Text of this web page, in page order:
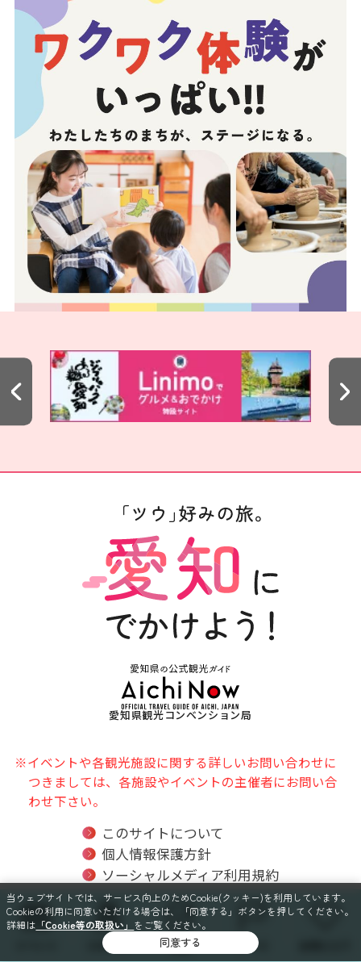
愛知県観光コンベンション局
※イベントや各観光施設に関する詳しいお問い合わせに
つきましては、各施設やイベントの主催者にお問い合
わせ下さい。
このサイトについて
個人情報保護方針
ソーシャルメディア利用規約
関連リンク
サイトマップ
スポット 特集 コース
当ウェブサイトでは、サービス向上のためCookie(クッキー)を利用しています。
Cookieの利用に同意いただける場合は、「同意する」ボタンを押してください。
詳細は 「Cookie等の取扱い」 をご覧ください。
同意する